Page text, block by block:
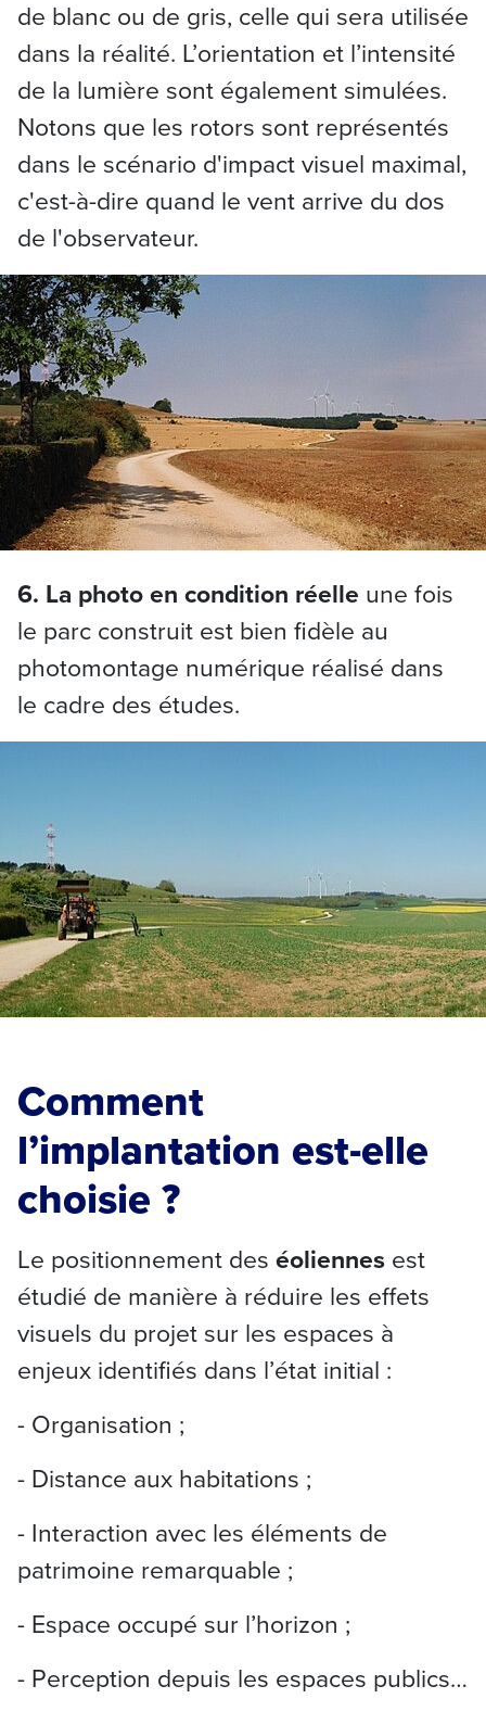
de blanc ou de gris, celle qui sera utilisée
dans la réalité. L’orientation et l’intensité
de la lumière sont également simulées.
Notons que les rotors sont représentés
dans le scénario d'impact visuel maximal,
c'est-à-dire quand le vent arrive du dos
de l'observateur.
6. La photo en condition réelle une fois
le parc construit est bien fidèle au
photomontage numérique réalisé dans
le cadre des études.
Comment
l’implantation est-elle
choisie ?
Le positionnement des éoliennes est
étudié de manière à réduire les effets
visuels du projet sur les espaces à
enjeux identifiés dans l’état initial :
- Organisation ;
- Distance aux habitations ;
- Interaction avec les éléments de
patrimoine remarquable ;
- Espace occupé sur l’horizon ;
- Perception depuis les espaces publics…